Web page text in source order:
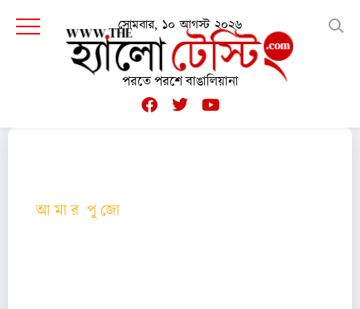
সোমবার, ১০ আগস্ট ২০২৬
পরতে পরশে বাঙালিয়ানা
আ মা র পু জো